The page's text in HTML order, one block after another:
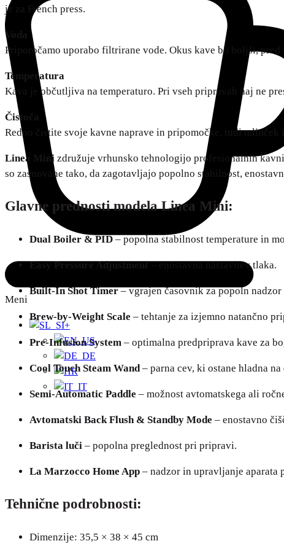
Meni
+
je za French press.
Voda
Priporočamo uporabo filtrirane vode. Okus kave bo boljši,
Temperatura
Kava je občutljiva na temperaturo. Pri vseh pripravah naj ne
Čistoča
Redno čistite svoje kavne naprave in pripomočke, tudi
Linea Mini združuje vrhunsko tehnologijo profesionalnih
so zasnovane tako, da zagotavljajo popolno stabilnost,
Glavne prednosti modela Linea Mini:
Dual Boiler & PID– popolna stabilnost temperature in
Easy Pressure Adjustment– enostavna nastavitev tlaka.
Built-In Shot Timer– vgrajen časovnik za popoln
Brew-by-Weight Scale – tehtanje za izjemno natančno
Pre-Infusion System – optimalna predpriprava kave za
Cool Touch Steam Wand – parna cev, ki ostane hladna
Semi-Automatic Paddle – možnost avtomatskega ali
Avtomatski Back Flush & Standby Mode – enostavno
Barista luči – popolna preglednost pri pripravi.
La Marzocco Home App – nadzor in upravljanje aparata
Tehnične podrobnosti:
Dimenzije: 35,5 × 38 × 45 cm